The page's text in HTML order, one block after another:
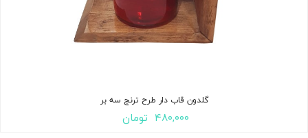
گلدون قاب دار طرح ترنج سه بر
۴۸۰,۰۰۰ تومان